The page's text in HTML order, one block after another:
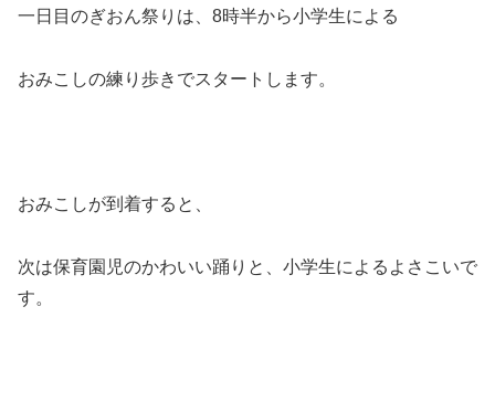
一日目 のぎおん祭りは、8時半から小学生による
おみこしの練り歩きでスタートします。
おみこしが到着すると、
次は保育園児のかわいい踊りと、小学生によるよさこいで
す。